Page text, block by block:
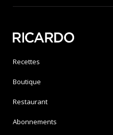
Recettes
Boutique
Restaurant
Abonnements